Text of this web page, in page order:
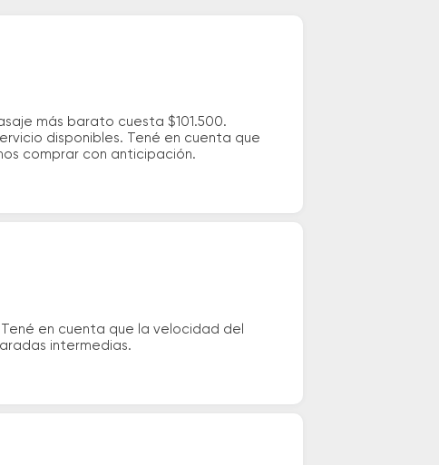
más barato cuesta $101.500.
disponibles. Tené en cuenta que
comprar con anticipación.
en cuenta que la velocidad del
intermedias.